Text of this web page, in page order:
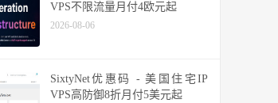
VPS不限流量月付4欧元起
2026-08-06
SixtyNet优惠码 - 美国住宅IP
VPS高防御8折月付5美元起